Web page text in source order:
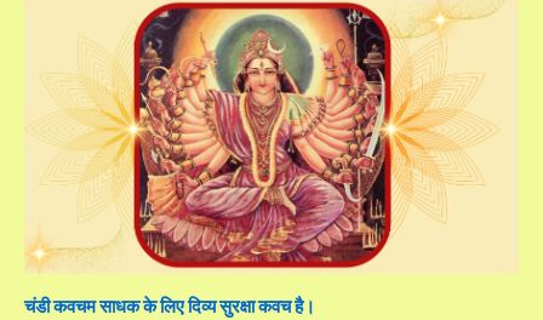
चंडी कवचम साधक के लिए दिव्य सुरक्षा कवच है।